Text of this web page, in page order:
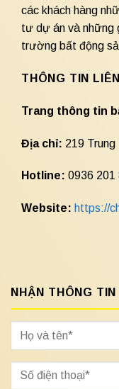
các khách hàng
tư dự án và những
trường bất động
THÔNG TIN
Trang thông tin
Địa chỉ: 219 Trung
Hotline: 0936 201
Website: https://
NHẬN THÔNG